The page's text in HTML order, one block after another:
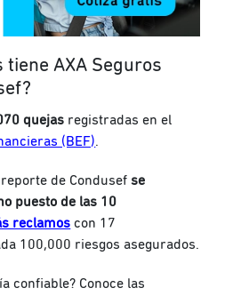
tiene AXA Seguros
quejas registradas en el
(BEF).
de Condusefse
puesto de las 10
reclamos con 17
100,000 riesgos asegurados.
confiable? Conoce las